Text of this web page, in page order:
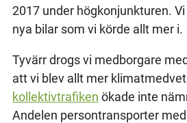
2017 under högkonjunkturen.
nya bilar som vi körde allt mer i.
Tyvärr drogs vi medborgare
att vi blev allt mer
kollektivtrafiken ökade inte
Andelen persontransporter med